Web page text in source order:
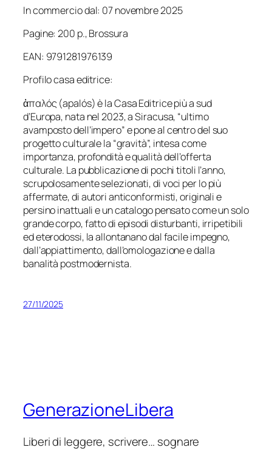
In commercio dal: 07 novembre 2025
Pagine: 200 p., Brossura
EAN: 9791281976139
Profilo casa editrice:
ἁπαλός (apalós) è la Casa Editrice più a sud
d’Europa, nata nel 2023, a Siracusa, “ultimo
avamposto dell’impero” e pone al centro del suo
progetto culturale la “gravità”, intesa come
importanza, profondità e qualità dell’offerta
culturale. La pubblicazione di pochi titoli l’anno,
scrupolosamente selezionati, di voci per lo più
affermate, di autori anticonformisti, originali e
persino inattuali e un catalogo pensato come un solo
grande corpo, fatto di episodi disturbanti, irripetibili
ed eterodossi, la allontanano dal facile impegno,
dall’appiattimento, dall’omologazione e dalla
banalità postmodernista.
27/11/2025
GenerazioneLibera
Liberi di leggere, scrivere… sognare